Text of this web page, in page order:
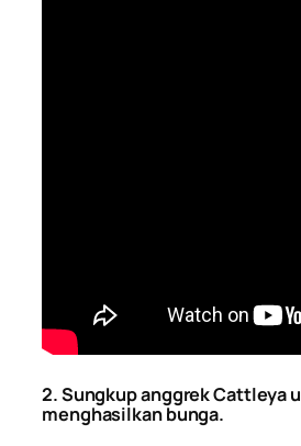
2. Sungkup anggrek Cattleya
menghasilkan bunga.